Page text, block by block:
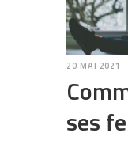
20 MAI 2021
ses